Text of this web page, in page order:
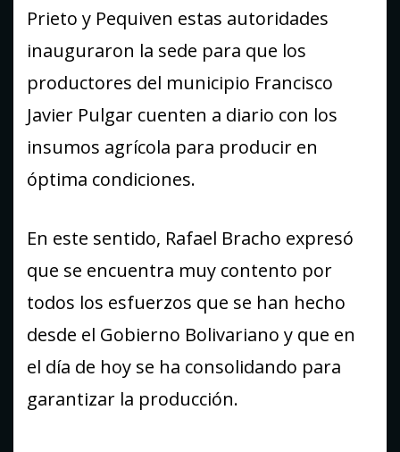
Prieto y Pequiven estas autoridades
inauguraron la sede para que los
productores del municipio Francisco
Javier Pulgar cuenten a diario con los
insumos agrícola para producir en
óptima condiciones.
En este sentido, Rafael Bracho expresó
que se encuentra muy contento por
todos los esfuerzos que se han hecho
desde el Gobierno Bolivariano y que en
el día de hoy se ha consolidando para
garantizar la producción.